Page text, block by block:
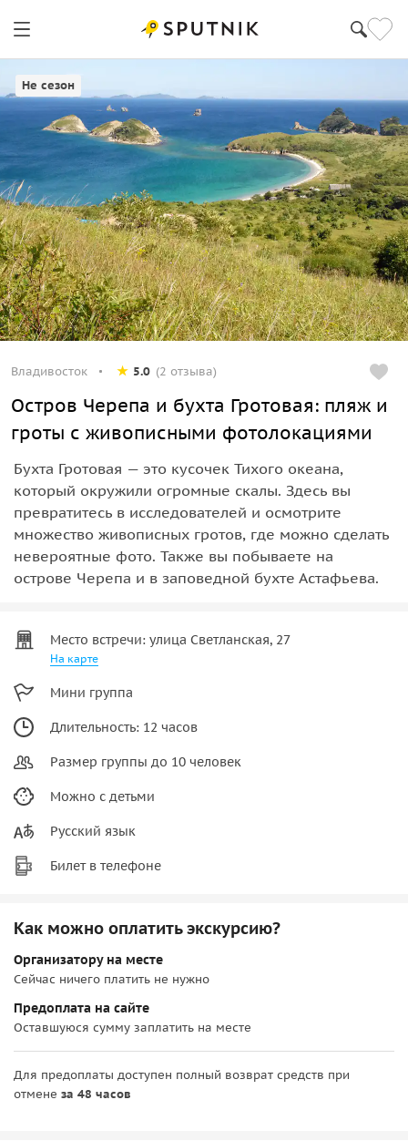
Не сезон
Владивосток 5.0 (2 отзыва)
Остров Черепа и бухта Гротовая: пляж и
гроты с живописными фотолокациями
Бухта Гротовая — это кусочек Тихого океана,
который окружили огромные скалы. Здесь вы
превратитесь в исследователей и осмотрите
множество живописных гротов, где можно сделать
невероятные фото. Также вы побываете на
острове Черепа и в заповедной бухте Астафьева.
Место встречи: улица Светланская, 27
На карте
Мини группа
Длительность: 12 часов
Размер группы до 10 человек
Можно с детьми
Русский язык
Билет в телефоне
Как можно оплатить экскурсию?
Организатору на месте
Сейчас ничего платить не нужно
Предоплата на сайте
Оставшуюся сумму заплатить на месте
Для предоплаты доступен полный возврат средств при
отмене за 48 часов